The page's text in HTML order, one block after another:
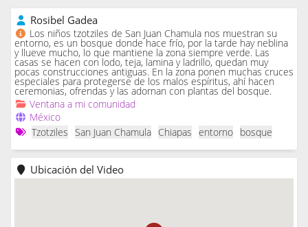
Rosibel Gadea
Los niños tzotziles de San Juan Chamula nos muestran su
entorno, es un bosque donde hace frío, por la tarde hay neblina
y llueve mucho, lo que mantiene la zona siempre verde. Las
casas se hacen con lodo, teja, lamina y ladrillo, quedan muy
pocas construcciones antiguas. En la zona ponen muchas cruces
especiales para protegerse de los malos espíritus, ahí hacen
ceremonias, ofrendas y las adornan con plantas del bosque.
Ventana a mi comunidad
México
Tzotziles
San Juan Chamula Chiapas entorno bosque
Ubicación del Video